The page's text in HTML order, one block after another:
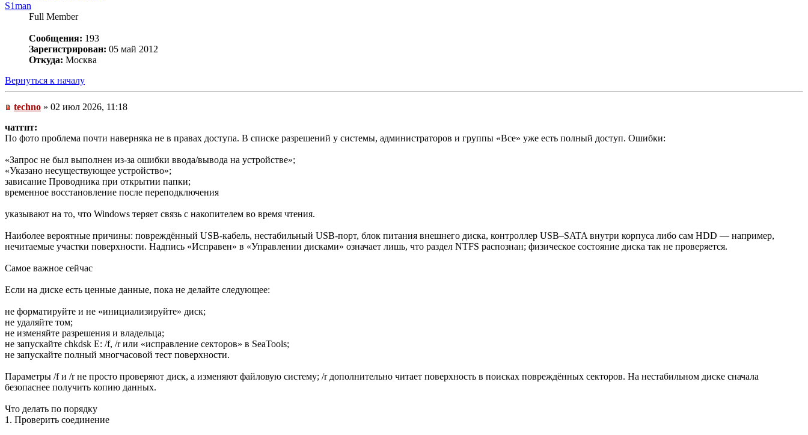
S1man
Full Member
Сообщения: 193
Зарегистрирован: 05 май 2012
Откуда: Москва
Вернуться к началу
techno » 02 июл 2026, 11:18
чатгпт:
По фото проблема почти наверняка не в правах доступа. В списке разрешений у системы, администраторов и группы «Все» уже есть полный доступ. Ошибки:
«Запрос не был выполнен из-за ошибки ввода/вывода на устройстве»;
«Указано несуществующее устройство»;
зависание Проводника при открытии папки;
временное восстановление после переподключения
указывают на то, что Windows теряет связь с накопителем во время чтения.
Наиболее вероятные причины: повреждённый USB-кабель, нестабильный USB-порт, блок питания внешнего диска, контроллер USB–SATA внутри корпуса либо сам HDD — например,
нечитаемые участки поверхности. Надпись «Исправен» в «Управлении дисками» означает лишь, что раздел NTFS распознан; физическое состояние диска так не проверяется.
Самое важное сейчас
Если на диске есть ценные данные, пока не делайте следующее:
не форматируйте и не «инициализируйте» диск;
не удаляйте том;
не изменяйте разрешения и владельца;
не запускайте chkdsk E: /f, /r или «исправление секторов» в SeaTools;
не запускайте полный многчасовой тест поверхности.
Параметры /f и /r не просто проверяют диск, а изменяют файловую систему; /r дополнительно читает поверхность в поисках повреждённых секторов. На нестабильном диске сначала
безопаснее получить копию данных.
Что делать по порядку
1. Проверить соединение